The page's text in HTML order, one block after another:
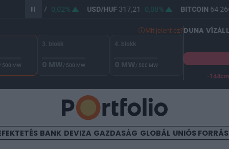
365,47 0,02% USD/HUF 317,21 0,08% BITCOIN64
Mit jelent ez?
/ 500 MW
3. blokk
0 MW/ 500 MW
4. blokk
0 MW/ 500 MW
DUNA
-144cm
BANK DEVIZA GAZDASÁG GLOBÁL UNIÓS